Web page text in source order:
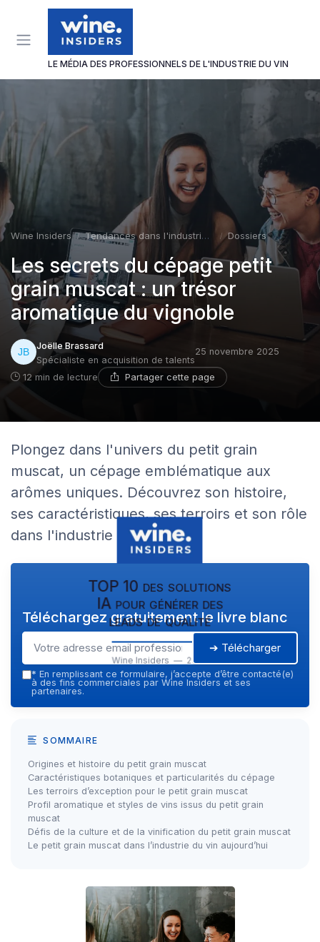
LE MÉDIA DES PROFESSIONNELS DE L'INDUSTRIE DU VIN
Wine Insiders Tendances dans l'industrie du vin Dossiers
Les secrets du cépage petit
grain muscat : un trésor
aromatique du vignoble
Joëlle Brassard
Spécialiste en acquisition de talents
25 novembre 2025
12 min de lecture Partager cette page
Plongez dans l'univers du petit grain
muscat, un cépage emblématique aux
arômes uniques. Découvrez son histoire,
ses caractéristiques, ses terroirs et son rôle
dans l'industrie du vin.
TOP 10 des solutions
IA pour générer des
leads de qualité
Wine Insiders — 2026
Téléchargez gratuitement le livre blanc
➔ Télécharger
* En remplissant ce formulaire, j’accepte d’être contacté(e)
à des fins commerciales par Wine Insiders et ses
partenaires.
SOMMAIRE
Origines et histoire du petit grain muscat
Caractéristiques botaniques et particularités du cépage
Les terroirs d’exception pour le petit grain muscat
Profil aromatique et styles de vins issus du petit grain
muscat
Défis de la culture et de la vinification du petit grain muscat
Le petit grain muscat dans l’industrie du vin aujourd’hui
Panneau de gestion des cookies